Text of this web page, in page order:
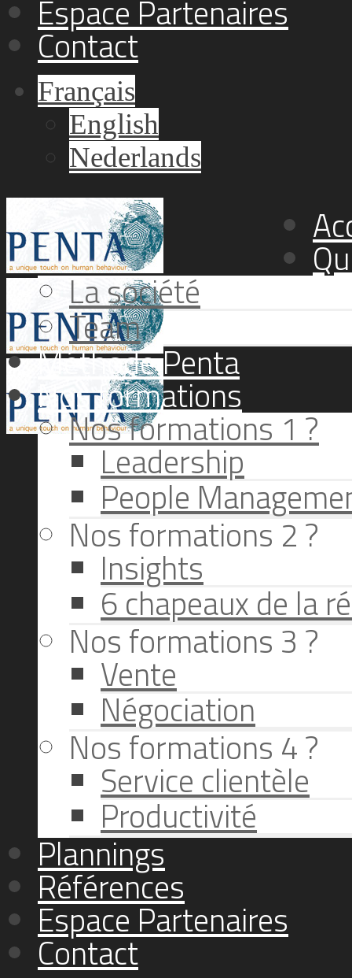
Espace Partenaires
Contact
Français
English
Nederlands
La société
Team
Méthode Penta
Nos formations
Nos formations 1 ?
Leadership
People
Nos formations 2 ?
Insights
6 chapeaux de la
Nos formations 3 ?
Vente
Négociation
Nos formations 4 ?
Service clientèle
Productivité
Plannings
Références
Espace Partenaires
Contact